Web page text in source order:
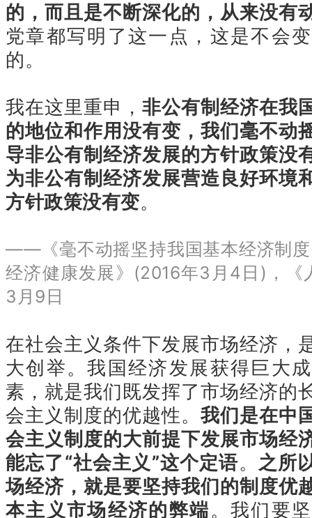
的，而且是不断深化的，从来没有
党章都写明了这一点，这是不会
的。
我在这里重申，非公有制经济在我
的地位和作用没有变，我们毫不动
导非公有制经济发展的方针政策没
为非公有制经济发展营造良好环境
方针政策没有变。
——《毫不动摇坚持我国基本经济制
经济健康发展》(2016年3月4日)，《
3月9日
在社会主义条件下发展市场经济，
大创举。我国经济发展获得巨大
素，就是我们既发挥了市场经济的
会主义制度的优越性。我们是在中
会主义制度的大前提下发展市场经
能忘了“社会主义”这个定语。 之所
场经济，就是要坚持我们的制度优
本主义市场经济的弊端。我们要